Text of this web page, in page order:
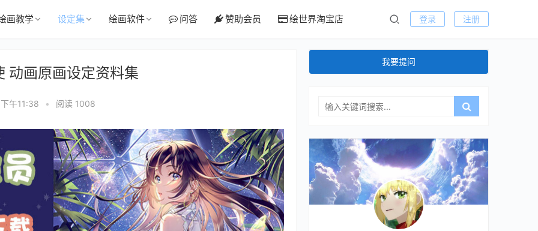
画教学 设定集 绘画软件 问答 赞助会员 绘世界淘宝店 登录 注册
动画原画设定资料集
午11:38 • 阅读 1008
我要提问